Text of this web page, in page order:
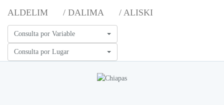
ALDELIM / DALIMA / ALISKI
Consulta por Variable
Consulta por Lugar